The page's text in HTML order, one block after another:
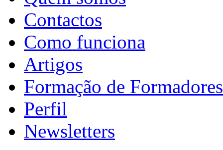
Contactos
Como funciona
Artigos
Formação de Formadores
Perfil
Newsletters